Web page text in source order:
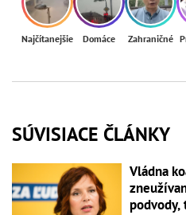
Najčítanejšie Domáce Zahraničné
SÚVISIACE ČLÁNKY
Vládna
podvody,